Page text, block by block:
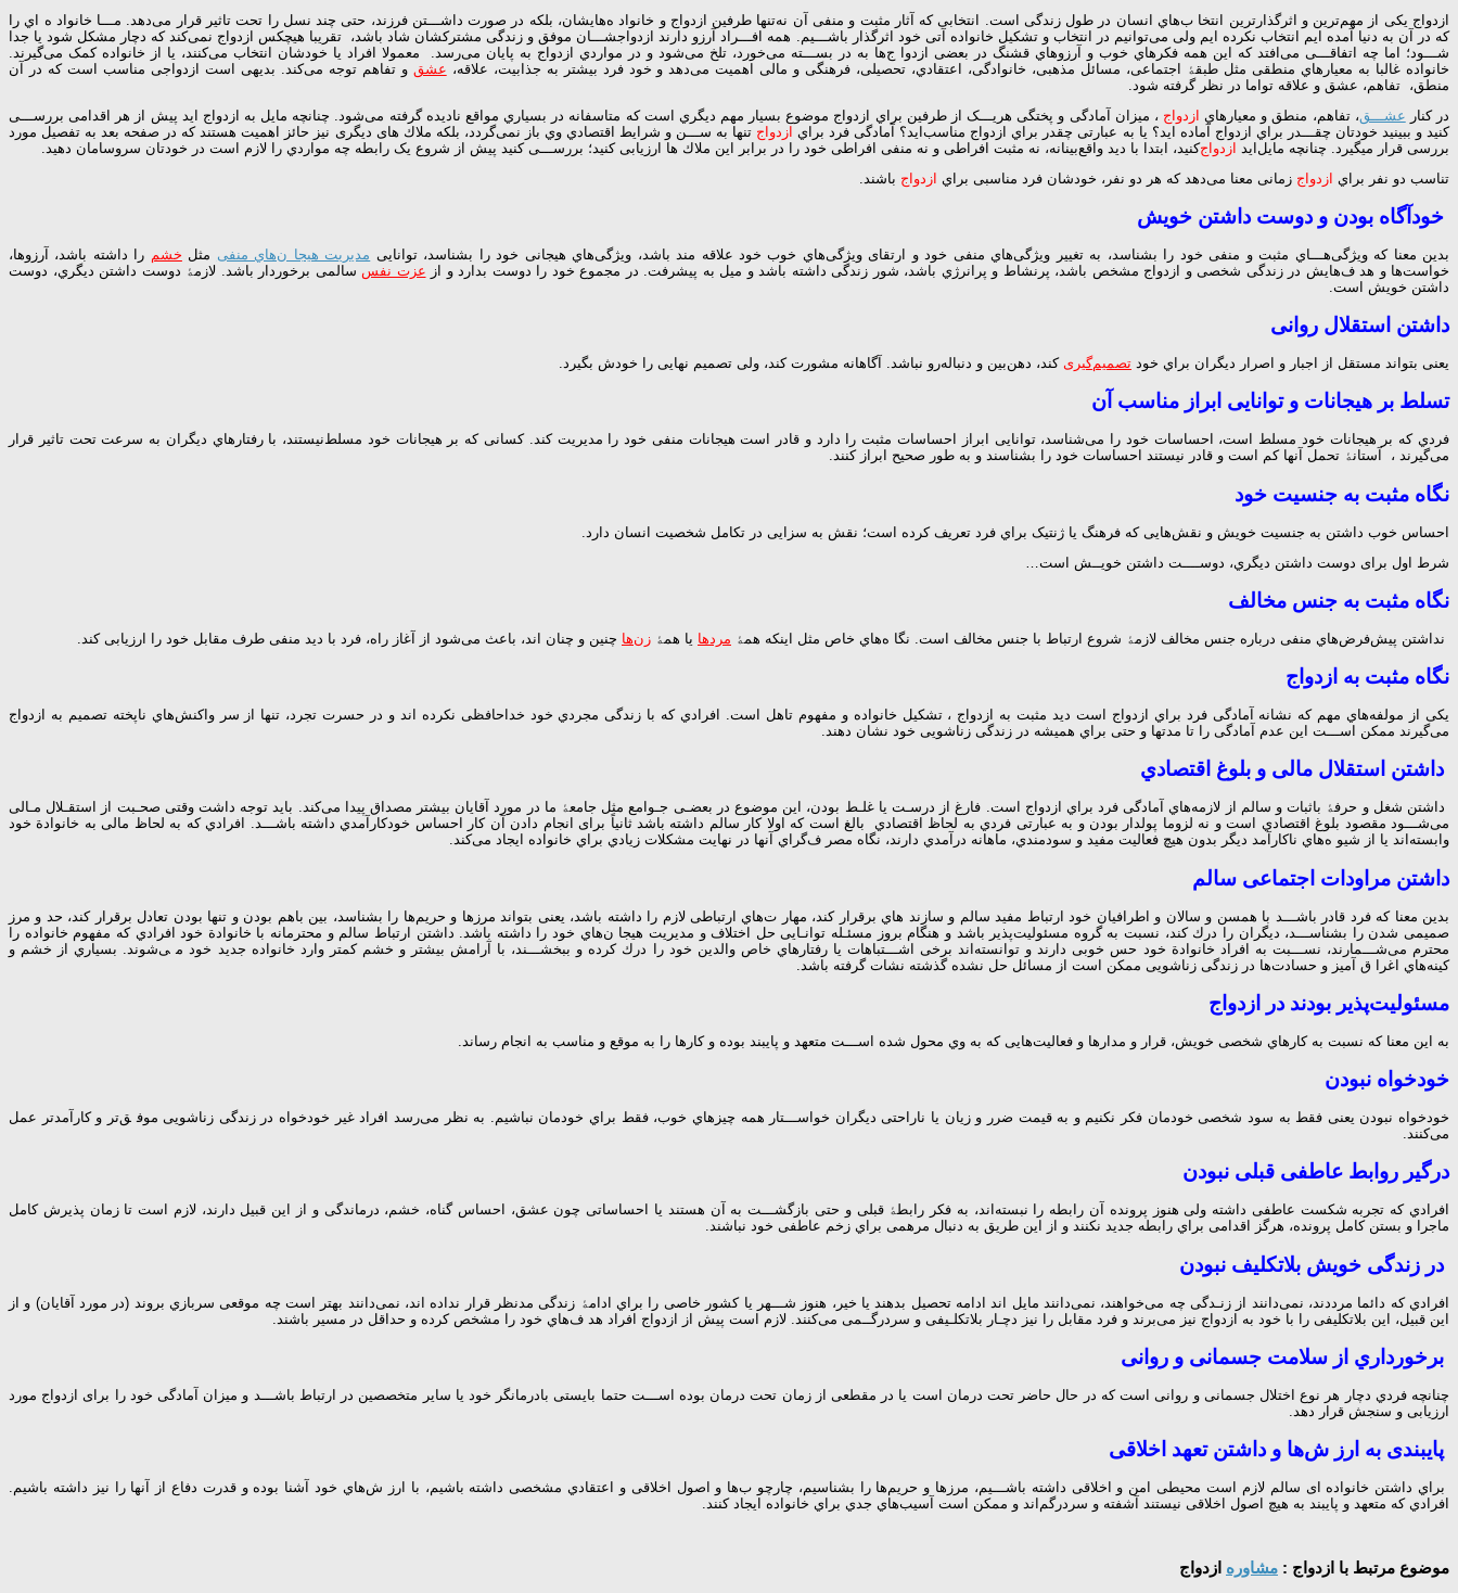
ازدواج ﯾﮑﯽ از ﻣﻬﻢﺗﺮﯾﻦ و اﺛﺮﮔﺬارﺗﺮﯾﻦ اﻧﺘﺨﺎ بﻫﺎي اﻧﺴﺎن در ﻃﻮل زﻧﺪﮔﯽ اﺳﺖ. اﻧﺘﺨﺎﺑﯽ ﮐﻪ آﺛﺎر ﻣﺜﺒﺖ و ﻣﻨﻔﯽ آن ﻧﻪﺗﻨﻬﺎ ﻃﺮﻓﯿﻦ ازدواج و ﺧﺎﻧﻮاد هﻫﺎﯾﺸﺎن، ﺑﻠﮑﻪ در ﺻﻮرت داﺷـــﺘﻦ ﻓﺮزﻧﺪ، ﺣﺘﯽ ﭼﻨﺪ ﻧﺴﻞ را ﺗﺤﺖ ﺗﺎﺛﯿﺮ ﻗﺮار ﻣﯽدﻫﺪ. ﻣـــﺎ ﺧﺎﻧﻮاد ه اي را
ﮐﻪ در آن ﺑﻪ دﻧﯿﺎ آﻣﺪه اﯾﻢ اﻧﺘﺨﺎب ﻧﮑﺮده اﯾﻢ وﻟﯽ ﻣﯽﺗﻮاﻧﯿﻢ در اﻧﺘﺨﺎب و ﺗﺸﮑﯿﻞ ﺧﺎﻧﻮاده آﺗﯽ ﺧﻮد اﺛﺮﮔﺬار ﺑﺎﺷـــﯿﻢ. ﻫﻤﻪ اﻓـــﺮاد آرزو دارﻧﺪ ازدواﺟﺸـــﺎن ﻣﻮﻓﻖ و زﻧﺪﮔﻰ ﻣﺸﺘﺮﮐﺸﺎن ﺷﺎد ﺑﺎﺷﺪ، ﺗﻘﺮﯾﺒﺎ ﻫﯿﭽﮑﺲ ازدواج ﻧﻤﯽﮐﻨﺪ ﮐﻪ دﭼﺎر ﻣﺸﮑﻞ ﺷﻮد ﯾﺎ ﺟﺪا
ﺷـــﻮد؛ اﻣﺎ ﭼﻪ اﺗﻔﺎﻗـــﯽ ﻣﯽاﻓﺘﺪ ﮐﻪ اﯾﻦ ﻫﻤﻪ ﻓﮑﺮﻫﺎي ﺧﻮب و آرزوﻫﺎي ﻗﺸﻨﮓ در ﺑﻌﻀﯽ ازدوا جﻫﺎ ﺑﻪ در ﺑﺴـــﺘﻪ ﻣﯽﺧﻮرد، ﺗﻠﺦ ﻣﯽﺷﻮد و در ﻣﻮاردي ازدواج ﺑﻪ ﭘﺎﯾﺎن ﻣﯽرﺳﺪ. ﻣﻌﻤﻮﻻ اﻓﺮاد ﯾﺎ ﺧﻮدﺷﺎن اﻧﺘﺨﺎب ﻣﯽﮐﻨﻨﺪ، ﯾﺎ از ﺧﺎﻧﻮاده ﮐﻤﮏ ﻣﯽﮔﯿﺮﻧﺪ.
ﺧﺎﻧﻮاده ﻏﺎﻟﺒﺎ ﺑﻪ ﻣﻌﯿﺎرﻫﺎي ﻣﻨﻄﻘﯽ ﻣﺜﻞ ﻃﺒﻘﮥ اﺟﺘﻤﺎﻋﯽ، ﻣﺴﺎﺋﻞ ﻣﺬﻫﺒﯽ، ﺧﺎﻧﻮادﮔﻰ، اﻋﺘﻘﺎدي، ﺗﺤﺼﯿﻠﯽ، ﻓﺮﻫﻨﮕﯽ و ﻣﺎﻟﯽ اﻫﻤﯿﺖ ﻣﯽدﻫﺪ و ﺧﻮد ﻓﺮد ﺑﯿﺸﺘﺮ ﺑﻪ ﺟﺬاﺑﯿﺖ، ﻋﻼﻗﻪ، ﻋﺸﻖ و ﺗﻔﺎﻫﻢ ﺗﻮﺟﻪ ﻣﯽﮐﻨﺪ. ﺑﺪﯾﻬﯽ اﺳﺖ ازدواﺟﯽ ﻣﻨﺎﺳﺐ اﺳﺖ ﮐﻪ در آن
ﻣﻨﻄﻖ، ﺗﻔﺎﻫﻢ، ﻋﺸﻖ و ﻋﻼﻗﻪ ﺗﻮاﻣﺎ در ﻧﻈﺮ ﮔﺮﻓﺘﻪ ﺷﻮد.
در ﮐﻨﺎر ﻋﺸـــﻖ، ﺗﻔﺎﻫﻢ، ﻣﻨﻄﻖ و ﻣﻌﯿﺎرﻫﺎي ازدواج ، ﻣﯿﺰان آﻣﺎدﮔﯽ و ﭘﺨﺘﮕﯽ ﻫﺮﯾـــﮏ از ﻃﺮﻓﯿﻦ ﺑﺮاي ازدواج ﻣﻮﺿﻮع ﺑﺴﯿﺎر ﻣﻬﻢ دﯾﮕﺮي اﺳﺖ ﮐﻪ ﻣﺘﺎﺳﻔﺎﻧﻪ در ﺑﺴﯿﺎري ﻣﻮاﻗﻊ ﻧﺎدﯾﺪه ﮔﺮﻓﺘﻪ ﻣﯽﺷﻮد. ﭼﻨﺎﻧﭽﻪ ﻣﺎﯾﻞ ﺑﻪ ازدواج اﯾﺪ ﭘﯿﺶ از ﻫﺮ اﻗﺪاﻣﯽ ﺑﺮرﺳـــﯽ
ﮐﻨﯿﺪ و ﺑﺒﯿﻨﯿﺪ ﺧﻮدﺗﺎن ﭼﻘـــﺪر ﺑﺮاي ازدواج آﻣﺎده اﯾﺪ؟ ﯾﺎ ﺑﻪ ﻋﺒﺎرﺗﯽ ﭼﻘﺪر ﺑﺮاي ازدواج ﻣﻨﺎﺳﺐاﯾﺪ؟ آﻣﺎدﮔﯽ ﻓﺮد ﺑﺮاي ازدواج ﺗﻨﻬﺎ ﺑﻪ ﺳـــﻦ و ﺷﺮاﯾﻂ اﻗﺘﺼﺎدي وي ﺑﺎز ﻧﻤﯽﮔﺮدد، ﺑﻠﮑﻪ ﻣﻼك ﻫﺎى دﯾﮕﺮى ﻧﯿﺰ ﺣﺎﺋﺰ اﻫﻤﯿﺖ ﻫﺴﺘﻨﺪ ﮐﻪ در ﺻﻔﺤﻪ ﺑﻌﺪ ﺑﻪ ﺗﻔﺼﯿﻞ ﻣﻮرد
ﺑﺮرﺳﻰ ﻗﺮار ﻣﯿﮕﯿﺮد. ﭼﻨﺎﻧﭽﻪ ﻣﺎﯾﻞاﯾﺪ ازدواجﮐﻨﯿﺪ، اﺑﺘﺪا ﺑﺎ دﯾﺪ واﻗﻊﺑﯿﻨﺎﻧﻪ، ﻧﻪ ﻣﺜﺒﺖ اﻓﺮاﻃﯽ و ﻧﻪ ﻣﻨﻔﯽ اﻓﺮاﻃﯽ ﺧﻮد را در ﺑﺮاﺑﺮ اﯾﻦ ﻣﻼك ﻫﺎ ارزﯾﺎﺑﯽ ﮐﻨﯿﺪ؛ ﺑﺮرﺳـــﻰ ﮐﻨﯿﺪ ﭘﯿﺶ از ﺷﺮوع ﯾﮏ راﺑﻄﻪ ﭼﻪ ﻣﻮاردي را ﻻزم اﺳﺖ در ﺧﻮدﺗﺎن ﺳﺮوﺳﺎﻣﺎن دﻫﯿﺪ.
ﺗﻨﺎﺳﺐ دو ﻧﻔﺮ ﺑﺮاي ازدواج زﻣﺎﻧﯽ ﻣﻌﻨﺎ ﻣﯽدﻫﺪ ﮐﻪ ﻫﺮ دو ﻧﻔﺮ، ﺧﻮدﺷﺎن ﻓﺮد ﻣﻨﺎﺳﺒﯽ ﺑﺮاي ازدواج ﺑﺎﺷﻨﺪ.
ﺧﻮدآﮔﺎه ﺑﻮدن و دوﺳﺖ داﺷﺘﻦ ﺧﻮﯾﺶ
ﺑﺪﯾﻦ ﻣﻌﻨﺎ ﮐﻪ وﯾﮋﮔﯽﻫـــﺎي ﻣﺜﺒﺖ و ﻣﻨﻔﯽ ﺧﻮد را ﺑﺸﻨﺎﺳﺪ، ﺑﻪ ﺗﻐﯿﯿﺮ وﯾﮋﮔﯽﻫﺎي ﻣﻨﻔﯽ ﺧﻮد و ارﺗﻘﺎى وﯾﮋﮔﯽﻫﺎي ﺧﻮب ﺧﻮد ﻋﻼﻗﻪ ﻣﻨﺪ ﺑﺎﺷﺪ، وﯾﮋﮔﯽﻫﺎي ﻫﯿﺠﺎﻧﯽ ﺧﻮد را ﺑﺸﻨﺎﺳﺪ، ﺗﻮاﻧﺎﯾﯽ ﻣﺪﯾﺮﯾﺖ ﻫﯿﺠﺎ نﻫﺎي ﻣﻨﻔﯽ ﻣﺜﻞ ﺧﺸﻢ را داﺷﺘﻪ ﺑﺎﺷﺪ، آرزوﻫﺎ،
ﺧﻮاﺳﺖﻫﺎ و ﻫﺪ فﻫﺎﯾﺶ در زﻧﺪﮔﯽ ﺷﺨﺼﯽ و ازدواج ﻣﺸﺨﺺ ﺑﺎﺷﺪ، ﭘﺮﻧﺸﺎط و ﭘﺮاﻧﺮژي ﺑﺎﺷﺪ، ﺷﻮر زﻧﺪﮔﯽ داﺷﺘﻪ ﺑﺎﺷﺪ و ﻣﯿﻞ ﺑﻪ ﭘﯿﺸﺮﻓﺖ. در ﻣﺠﻤﻮع ﺧﻮد را دوﺳﺖ ﺑﺪارد و از ﻋﺰت ﻧﻔﺲ ﺳﺎﻟﻤﯽ ﺑﺮﺧﻮردار ﺑﺎﺷﺪ. ﻻزﻣﮥ دوﺳﺖ داﺷﺘﻦ دﯾﮕﺮي، دوﺳﺖ
داﺷﺘﻦ ﺧﻮﯾﺶ اﺳﺖ.
داﺷﺘﻦ اﺳﺘﻘﻼل رواﻧﯽ
ﯾﻌﻨﯽ ﺑﺘﻮاﻧﺪ ﻣﺴﺘﻘﻞ از اﺟﺒﺎر و اﺻﺮار دﯾﮕﺮان ﺑﺮاي ﺧﻮد ﺗﺼﻤﯿﻢﮔﯿﺮی ﮐﻨﺪ، دﻫﻦﺑﯿﻦ و دﻧﺒﺎﻟﻪرو ﻧﺒﺎﺷﺪ. آﮔﺎﻫﺎﻧﻪ ﻣﺸﻮرت ﮐﻨﺪ، وﻟﯽ ﺗﺼﻤﯿﻢ ﻧﻬﺎﯾﻰ را ﺧﻮدش ﺑﮕﯿﺮد.
ﺗﺴﻠﻂ ﺑﺮ ﻫﯿﺠﺎﻧﺎت و ﺗﻮاﻧﺎﯾﯽ اﺑﺮاز ﻣﻨﺎﺳﺐ آن
ﻓﺮدي ﮐﻪ ﺑﺮ ﻫﯿﺠﺎﻧﺎت ﺧﻮد ﻣﺴﻠﻂ اﺳﺖ، اﺣﺴﺎﺳﺎت ﺧﻮد را ﻣﯽﺷﻨﺎﺳﺪ، ﺗﻮاﻧﺎﯾﯽ اﺑﺮاز اﺣﺴﺎﺳﺎت ﻣﺜﺒﺖ را دارد و ﻗﺎدر اﺳﺖ ﻫﯿﺠﺎﻧﺎت ﻣﻨﻔﯽ ﺧﻮد را ﻣﺪﯾﺮﯾﺖ ﮐﻨﺪ. ﮐﺴﺎﻧﯽ ﮐﻪ ﺑﺮ ﻫﯿﺠﺎﻧﺎت ﺧﻮد ﻣﺴﻠﻂﻧﯿﺴﺘﻨﺪ، ﺑﺎ رﻓﺘﺎرﻫﺎي دﯾﮕﺮان ﺑﻪ ﺳﺮﻋﺖ ﺗﺤﺖ ﺗﺎﺛﯿﺮ ﻗﺮار
ﻣﻰﮔﯿﺮﻧﺪ ، آﺳﺘﺎﻧﮥ ﺗﺤﻤﻞ آﻧﻬﺎ ﮐﻢ اﺳﺖ و ﻗﺎدر ﻧﯿﺴﺘﻨﺪ اﺣﺴﺎﺳﺎت ﺧﻮد را ﺑﺸﻨﺎﺳﻨﺪ و ﺑﻪ ﻃﻮر ﺻﺤﯿﺢ اﺑﺮاز ﮐﻨﻨﺪ.
ﻧﮕﺎه ﻣﺜﺒﺖ ﺑﻪ ﺟﻨﺴﯿﺖ ﺧﻮد
اﺣﺴﺎس ﺧﻮب داﺷﺘﻦ ﺑﻪ ﺟﻨﺴﯿﺖ ﺧﻮﯾﺶ و ﻧﻘﺶﻫﺎﯾﯽ ﮐﻪ ﻓﺮﻫﻨﮓ ﯾﺎ ژﻧﺘﯿﮏ ﺑﺮاي ﻓﺮد ﺗﻌﺮﯾﻒ ﮐﺮده اﺳﺖ؛ ﻧﻘﺶ ﺑﻪ ﺳﺰاﯾﻰ در ﺗﮑﺎﻣﻞ ﺷﺨﺼﯿﺖ اﻧﺴﺎن دارد.
ﺷﺮط اول ﺑﺮاى دوﺳﺖ داﺷﺘﻦ دﯾﮕﺮي، دوﺳــــﺖ داﺷﺘﻦ ﺧﻮﯾــﺶ اﺳﺖ…
ﻧﮕﺎه ﻣﺜﺒﺖ ﺑﻪ ﺟﻨﺲ ﻣﺨﺎﻟﻒ
ﻧﺪاﺷﺘﻦ ﭘﯿﺶﻓﺮضﻫﺎي ﻣﻨﻔﯽ درﺑﺎره ﺟﻨﺲ ﻣﺨﺎﻟﻒ ﻻزﻣﮥ ﺷﺮوع ارﺗﺒﺎط ﺑﺎ ﺟﻨﺲ ﻣﺨﺎﻟﻒ اﺳﺖ. ﻧﮕﺎ هﻫﺎي ﺧﺎص ﻣﺜﻞ اﯾﻨﮑﻪ ﻫﻤﮥ ﻣﺮدﻫﺎ ﯾﺎ ﻫﻤﮥ زنﻫﺎ ﭼﻨﯿﻦ و ﭼﻨﺎن اﻧﺪ، ﺑﺎﻋﺚ ﻣﯽﺷﻮد از آﻏﺎز راه، ﻓﺮد ﺑﺎ دﯾﺪ ﻣﻨﻔﯽ ﻃﺮف ﻣﻘﺎﺑﻞ ﺧﻮد را ارزﯾﺎﺑﯽ ﮐﻨﺪ.
ﻧﮕﺎه ﻣﺜﺒﺖ ﺑﻪ ازدواج
ﯾﮑﯽ از ﻣﻮﻟﻔﻪﻫﺎي ﻣﻬﻢ ﮐﻪ ﻧﺸﺎﻧﻪ آﻣﺎدﮔﯽ ﻓﺮد ﺑﺮاي ازدواج اﺳﺖ دﯾﺪ ﻣﺜﺒﺖ ﺑﻪ ازدواج ، ﺗﺸﮑﯿﻞ ﺧﺎﻧﻮاده و ﻣﻔﻬﻮم ﺗﺎﻫﻞ اﺳﺖ. اﻓﺮادي ﮐﻪ ﺑﺎ زﻧﺪﮔﯽ ﻣﺠﺮدي ﺧﻮد ﺧﺪاﺣﺎﻓﻈﯽ ﻧﮑﺮده اﻧﺪ و در ﺣﺴﺮت ﺗﺠﺮد، ﺗﻨﻬﺎ از ﺳﺮ واﮐﻨﺶﻫﺎي ﻧﺎﭘﺨﺘﻪ ﺗﺼﻤﯿﻢ ﺑﻪ ازدواج
ﻣﯽﮔﯿﺮﻧﺪ ﻣﻤﮑﻦ اﺳـــﺖ اﯾﻦ ﻋﺪم آﻣﺎدﮔﯽ را ﺗﺎ ﻣﺪﺗﻬﺎ و ﺣﺘﯽ ﺑﺮاي ﻫﻤﯿﺸﻪ در زﻧﺪﮔﯽ زﻧﺎﺷﻮﯾﯽ ﺧﻮد ﻧﺸﺎن دﻫﻨﺪ.
داﺷﺘﻦ اﺳﺘﻘﻼل ﻣﺎﻟﯽ و ﺑﻠﻮغ اﻗﺘﺼﺎدي
داﺷﺘﻦ ﺷﻐﻞ و ﺣﺮﻓﮥ ﺑﺎﺛﺒﺎت و ﺳﺎﻟﻢ از ﻻزﻣﻪﻫﺎي آﻣﺎدﮔﯽ ﻓﺮد ﺑﺮاي ازدواج اﺳﺖ. ﻓﺎرغ از درﺳـﺖ ﯾﺎ ﻏﻠـﻂ ﺑﻮدن، اﯾﻦ ﻣﻮﺿﻮع در ﺑﻌﻀـﯽ ﺟـﻮاﻣﻊ ﻣﺜﻞ ﺟﺎﻣﻌﮥ ﻣﺎ در ﻣﻮرد آﻗﺎﯾﺎن ﺑﯿﺸﺘﺮ ﻣﺼﺪاق ﭘﯿﺪا ﻣﯽﮐﻨﺪ. ﺑﺎﯾﺪ ﺗﻮﺟﻪ داﺷﺖ وﻗﺘﯽ ﺻﺤـﺒﺖ از اﺳﺘﻘـﻼل ﻣـﺎﻟﯽ
ﻣﯽﺷـــﻮد ﻣﻘﺼﻮد ﺑﻠﻮغ اﻗﺘﺼﺎدي اﺳﺖ و ﻧﻪ ﻟﺰوﻣﺎ ﭘﻮﻟﺪار ﺑﻮدن و ﺑﻪ ﻋﺒﺎرﺗﯽ ﻓﺮدي ﺑﻪ ﻟﺤﺎظ اﻗﺘﺼﺎدي ﺑﺎﻟﻎ اﺳﺖ ﮐﻪ اوﻻ ﮐﺎر ﺳﺎﻟﻢ داﺷﺘﻪ ﺑﺎﺷﺪ ﺛﺎﻧﯿﺎً ﺑﺮاى اﻧﺠﺎم دادن آن ﮐﺎر اﺣﺴﺎس ﺧﻮدﮐﺎرآﻣﺪي داﺷﺘﻪ ﺑﺎﺷـــﺪ. اﻓﺮادي ﮐﻪ ﺑﻪ ﻟﺤﺎظ ﻣﺎﻟﯽ ﺑﻪ ﺧﺎﻧﻮادة ﺧﻮد
واﺑﺴﺘﻪاﻧﺪ ﯾﺎ از ﺷﯿﻮ هﻫﺎي ﻧﺎﮐﺎرآﻣﺪ دﯾﮕﺮ ﺑﺪون ﻫﯿﭻ ﻓﻌﺎﻟﯿﺖ ﻣﻔﯿﺪ و ﺳﻮدﻣﻨﺪي، ﻣﺎﻫﺎﻧﻪ درآﻣﺪي دارﻧﺪ، ﻧﮕﺎه ﻣﺼﺮ فﮔﺮاي آﻧﻬﺎ در ﻧﻬﺎﯾﺖ ﻣﺸﮑﻼت زﯾﺎدي ﺑﺮاي ﺧﺎﻧﻮاده اﯾﺠﺎد ﻣﯽﮐﻨﺪ.
داﺷﺘﻦ ﻣﺮاودات اﺟﺘﻤﺎﻋﯽ ﺳﺎﻟﻢ
ﺑﺪﯾﻦ ﻣﻌﻨﺎ ﮐﻪ ﻓﺮد ﻗﺎدر ﺑﺎﺷـــﺪ ﺑﺎ ﻫﻤﺴﻦ و ﺳﺎﻻن و اﻃﺮاﻓﯿﺎن ﺧﻮد ارﺗﺒﺎط ﻣﻔﯿﺪ ﺳﺎﻟﻢ و ﺳﺎزﻧﺪ هاي ﺑﺮﻗﺮار ﮐﻨﺪ، ﻣﻬﺎر تﻫﺎي ارﺗﺒﺎﻃﯽ ﻻزم را داﺷﺘﻪ ﺑﺎﺷﺪ، ﯾﻌﻨﯽ ﺑﺘﻮاﻧﺪ ﻣﺮزﻫﺎ و ﺣﺮﯾﻢﻫﺎ را ﺑﺸﻨﺎﺳﺪ، ﺑﯿﻦ ﺑﺎﻫﻢ ﺑﻮدن و ﺗﻨﻬﺎ ﺑﻮدن ﺗﻌﺎدل ﺑﺮﻗﺮار ﮐﻨﺪ، ﺣﺪ و ﻣﺮز
ﺻﻤﯿﻤﯽ ﺷﺪن را ﺑﺸﻨﺎﺳـــﺪ، دﯾﮕﺮان را درك ﮐﻨﺪ، ﻧﺴﺒﺖ ﺑﻪ ﮔﺮوه ﻣﺴﺌﻮﻟﯿﺖﭘﺬﯾﺮ ﺑﺎﺷﺪ و ﻫﻨﮕﺎم ﺑﺮوز ﻣﺴﺌـﻠﻪ ﺗﻮاﻧـﺎﯾﯽ ﺣﻞ اﺧﺘﻼف و ﻣﺪﯾﺮﯾﺖ ﻫﯿﺠﺎ نﻫﺎي ﺧﻮد را داﺷﺘﻪ ﺑﺎﺷﺪ. داﺷﺘﻦ ارﺗﺒﺎط ﺳﺎﻟﻢ و ﻣﺤﺘﺮﻣﺎﻧﻪ ﺑﺎ ﺧﺎﻧﻮادة ﺧﻮد اﻓﺮادي ﮐﻪ ﻣﻔﻬﻮم ﺧﺎﻧﻮاده را
ﻣﺤﺘﺮم ﻣﯽﺷـــﻤﺎرﻧﺪ، ﻧﺴـــﺒﺖ ﺑﻪ اﻓﺮاد ﺧﺎﻧﻮادة ﺧﻮد ﺣﺲ ﺧﻮﺑﯽ دارﻧﺪ و ﺗﻮاﻧﺴﺘﻪاﻧﺪ ﺑﺮﺧﯽ اﺷـــﺘﺒﺎﻫﺎت ﯾﺎ رﻓﺘﺎرﻫﺎي ﺧﺎص واﻟﺪﯾﻦ ﺧﻮد را درك ﮐﺮده و ﺑﺒﺨﺸـــﻨﺪ، ﺑﺎ آراﻣﺶ ﺑﯿﺸﺘﺮ و ﺧﺸﻢ ﮐﻤﺘﺮ وارد ﺧﺎﻧﻮاده ﺟﺪﯾﺪ ﺧﻮد ﻣ ﯽﺷﻮﻧﺪ. ﺑﺴﯿﺎري از ﺧﺸﻢ و
کینهﻫﺎي اﻏﺮا ق آﻣﯿﺰ و ﺣﺴﺎدتﻫﺎ در زﻧﺪﮔﯽ زﻧﺎﺷﻮﯾﯽ ﻣﻤﮑﻦ اﺳﺖ از ﻣﺴﺎﺋﻞ ﺣﻞ ﻧﺸﺪه ﮔﺬﺷﺘﻪ ﻧﺸﺎت ﮔﺮﻓﺘﻪ ﺑﺎﺷﺪ.
ﻣﺴﺌﻮﻟﯿﺖﭘﺬﯾﺮ ﺑﻮدند در ازدواج
ﺑﻪ اﯾﻦ ﻣﻌﻨﺎ ﮐﻪ ﻧﺴﺒﺖ ﺑﻪ ﮐﺎرﻫﺎي ﺷﺨﺼﯽ ﺧﻮﯾﺶ، ﻗﺮار و ﻣﺪارﻫﺎ و ﻓﻌﺎﻟﯿﺖﻫﺎﯾﯽ ﮐﻪ ﺑﻪ وي ﻣﺤﻮل ﺷﺪه اﺳـــﺖ ﻣﺘﻌﻬﺪ و ﭘﺎﯾﺒﻨﺪ ﺑﻮده و ﮐﺎرﻫﺎ را ﺑﻪ ﻣﻮﻗﻊ و ﻣﻨﺎﺳﺐ ﺑﻪ اﻧﺠﺎم رﺳﺎﻧﺪ.
ﺧﻮدﺧﻮاه ﻧﺒﻮدن
ﺧﻮدﺧﻮاه ﻧﺒﻮدن ﯾﻌﻨﯽ ﻓﻘﻂ ﺑﻪ ﺳﻮد ﺷﺨﺼﯽ ﺧﻮدﻣﺎن ﻓﮑﺮ ﻧﮑﻨﯿﻢ و ﺑﻪ ﻗﯿﻤﺖ ﺿﺮر و زﯾﺎن ﯾﺎ ﻧﺎراﺣﺘﯽ دﯾﮕﺮان ﺧﻮاﺳـــﺘﺎر ﻫﻤﻪ ﭼﯿﺰﻫﺎي ﺧﻮب، ﻓﻘﻂ ﺑﺮاي ﺧﻮدﻣﺎن ﻧﺒﺎﺷﯿﻢ. ﺑﻪ ﻧﻈﺮ ﻣﯽرﺳﺪ اﻓﺮاد ﻏﯿﺮ ﺧﻮدﺧﻮاه در زﻧﺪﮔﯽ زﻧﺎﺷﻮﯾﯽ ﻣﻮﻓ ﻖﺗﺮ و ﮐﺎرآﻣﺪﺗﺮ ﻋﻤﻞ
ﻣﯽﮐﻨﻨﺪ.
درﮔﯿﺮ رواﺑﻂ ﻋﺎﻃﻔﯽ ﻗﺒﻠﯽ ﻧﺒﻮدن
اﻓﺮادي ﮐﻪ ﺗﺠﺮﺑﻪ ﺷﮑﺴﺖ ﻋﺎﻃﻔﯽ داﺷﺘﻪ وﻟﯽ ﻫﻨﻮز ﭘﺮوﻧﺪه آن راﺑﻄﻪ را ﻧﺒﺴﺘﻪاﻧﺪ، ﺑﻪ ﻓﮑﺮ راﺑﻄﮥ ﻗﺒﻠﻰ و ﺣﺘﯽ ﺑﺎزﮔﺸـــﺖ ﺑﻪ آن ﻫﺴﺘﻨﺪ ﯾﺎ اﺣﺴﺎﺳﺎﺗﯽ ﭼﻮن ﻋﺸﻖ، اﺣﺴﺎس ﮔﻨﺎه، ﺧﺸﻢ، درﻣﺎﻧﺪﮔﯽ و از اﯾﻦ ﻗﺒﯿﻞ دارﻧﺪ، ﻻزم اﺳﺖ ﺗﺎ زﻣﺎن ﭘﺬﯾﺮش ﮐﺎﻣﻞ
ﻣﺎﺟﺮا و ﺑﺴﺘﻦ ﮐﺎﻣﻞ ﭘﺮوﻧﺪه، ﻫﺮﮔﺰ اﻗﺪاﻣﯽ ﺑﺮاي راﺑﻄﻪ ﺟﺪﯾﺪ ﻧﮑﻨﻨﺪ و از اﯾﻦ ﻃﺮﯾﻖ ﺑﻪ دﻧﺒﺎل ﻣﺮﻫﻤﯽ ﺑﺮاي زﺧﻢ ﻋﺎﻃﻔﯽ ﺧﻮد ﻧﺒﺎﺷﻨﺪ.
در زﻧﺪﮔﯽ ﺧﻮﯾﺶ ﺑﻼﺗﮑﻠﯿﻒ ﻧﺒﻮدن
اﻓﺮادي ﮐﻪ داﺋﻤﺎ ﻣﺮددﻧﺪ، ﻧﻤﯽداﻧﻨﺪ از زﻧـﺪﮔﯽ ﭼﻪ ﻣﯽﺧﻮاﻫﻨﺪ، ﻧﻤﯽداﻧﻨﺪ ﻣﺎﯾﻞ اﻧﺪ اداﻣﻪ ﺗﺤﺼﯿﻞ ﺑﺪﻫﻨﺪ ﯾﺎ ﺧﯿﺮ، ﻫﻨﻮز ﺷـــﻬﺮ ﯾﺎ ﮐﺸﻮر ﺧﺎﺻﯽ را ﺑﺮاي اداﻣﮥ زﻧﺪﮔﯽ ﻣﺪﻧﻈﺮ ﻗﺮار ﻧﺪاده اﻧﺪ، ﻧﻤﯽداﻧﻨﺪ ﺑﻬﺘﺮ اﺳﺖ ﭼﻪ ﻣﻮﻗﻌﯽ ﺳﺮﺑﺎزي ﺑﺮوﻧﺪ (در ﻣﻮرد آﻗﺎﯾﺎن) و از
اﯾﻦ ﻗﺒﯿﻞ، اﯾﻦ ﺑﻼﺗﮑﻠﯿﻔﯽ را ﺑﺎ ﺧﻮد ﺑﻪ ازدواج ﻧﯿﺰ ﻣﯽﺑﺮﻧﺪ و ﻓﺮد ﻣﻘﺎﺑﻞ را ﻧﯿﺰ دﭼـﺎر ﺑﻼﺗﮑﻠـﯿﻔﯽ و ﺳﺮدرﮔــﻤﯽ ﻣﯽﮐﻨﻨﺪ. ﻻزم اﺳﺖ ﭘﯿﺶ از ازدواج اﻓﺮاد ﻫﺪ فﻫﺎي ﺧﻮد را ﻣﺸﺨﺺ ﮐﺮده و ﺣﺪاﻗﻞ در ﻣﺴﯿﺮ ﺑﺎﺷﻨﺪ.
ﺑﺮﺧﻮرداري از ﺳﻼﻣﺖ ﺟﺴﻤﺎﻧﯽ و رواﻧﯽ
ﭼﻨﺎﻧﭽﻪ ﻓﺮدي دﭼﺎر ﻫﺮ ﻧﻮع اﺧﺘﻼل ﺟﺴﻤﺎﻧﯽ و رواﻧﯽ اﺳﺖ ﮐﻪ در ﺣﺎل ﺣﺎﺿﺮ ﺗﺤﺖ درﻣﺎن اﺳﺖ ﯾﺎ در ﻣﻘﻄﻌﯽ از زﻣﺎن ﺗﺤﺖ درﻣﺎن ﺑﻮده اﺳـــﺖ ﺣﺘﻤﺎ ﺑﺎﯾﺴﺘﯽ ﺑﺎدرﻣﺎﻧﮕﺮ ﺧﻮد ﯾﺎ ﺳﺎﯾﺮ ﻣﺘﺨﺼﺼﯿﻦ در ارﺗﺒﺎط ﺑﺎﺷـــﺪ و ﻣﯿﺰان آﻣﺎدﮔﯽ ﺧﻮد را ﺑﺮاى ازدواج ﻣﻮرد
ارزﯾﺎﺑﯽ و ﺳﻨﺠﺶ ﻗﺮار دﻫﺪ.
ﭘﺎﯾﺒﻨﺪى ﺑﻪ ارز شﻫﺎ و داﺷﺘﻦ ﺗﻌﻬﺪ اﺧﻼﻗﻰ
ﺑﺮاي داﺷﺘﻦ ﺧﺎﻧﻮاده اى ﺳﺎﻟﻢ ﻻزم اﺳﺖ ﻣﺤﯿﻄﯽ اﻣﻦ و اﺧﻼﻗﯽ داﺷﺘﻪ ﺑﺎﺷـــﯿﻢ، ﻣﺮزﻫﺎ و ﺣﺮﯾﻢﻫﺎ را ﺑﺸﻨﺎﺳﯿﻢ، ﭼﺎرﭼﻮ بﻫﺎ و اﺻﻮل اﺧﻼﻗﯽ و اﻋﺘﻘﺎدي ﻣﺸﺨﺼﯽ داﺷﺘﻪ ﺑﺎﺷﯿﻢ، ﺑﺎ ارز شﻫﺎي ﺧﻮد آﺷﻨﺎ ﺑﻮده و ﻗﺪرت دﻓﺎع از آﻧﻬﺎ را ﻧﯿﺰ داﺷﺘﻪ ﺑﺎﺷﯿﻢ.
اﻓﺮادي ﮐﻪ ﻣﺘﻌﻬﺪ و ﭘﺎﯾﺒﻨﺪ ﺑﻪ ﻫﯿﭻ اﺻﻮل اﺧﻼﻗﯽ ﻧﯿﺴﺘﻨﺪ آﺷﻔﺘﻪ و ﺳﺮدرﮔﻢاﻧﺪ و ﻣﻤﮑﻦ اﺳﺖ آﺳﯿﺐﻫﺎي ﺟﺪي ﺑﺮاي ﺧﺎﻧﻮاده اﯾﺠﺎد ﮐﻨﻨﺪ.
موضوع مرتبط با ازدواج : مشاوره ازدواج